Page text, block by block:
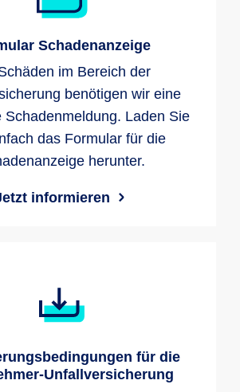
Schadenanzeige
im Bereich der
benötigen wir eine
Schadenmeldung. Laden Sie
das Formular für die
herunter.
informieren
für die
Unfallversicherung